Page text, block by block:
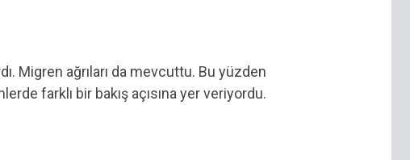
Migren ağrıları da mevcuttu. Bu yüzden
farklı bir bakış açısına yer veriyordu.